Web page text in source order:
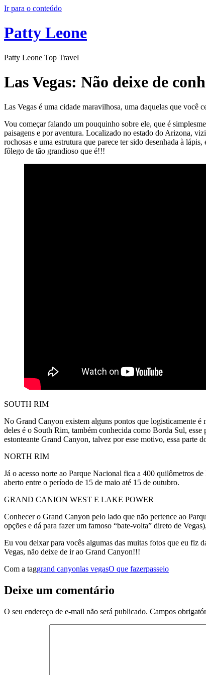
Ir para o conteúdo
Patty Leone
Patty Leone Top Travel
Las Vegas: Não deixe de
Las Vegas é uma cidade maravilhosa, uma daquelas que você
Vou começar falando um pouquinho sobre ele, que é
paisagens e por aventura. Localizado no estado do Arizona,
rochosas e uma estrutura que parece ter sido desenhada à
fôlego de tão grandioso que é!!!
SOUTH RIM
No Grand Canyon existem alguns pontos que logisticamente é
deles é o South Rim, também conhecida como Borda Sul,
estonteante Grand Canyon, talvez por esse motivo, essa parte
NORTH RIM
Já o acesso norte ao Parque Nacional fica a 400 quilômetros
aberto entre o período de 15 de maio até 15 de outubro.
GRAND CANION WEST E LAKE POWER
Conhecer o Grand Canyon pelo lado que não pertence ao
opções e dá para fazer um famoso “bate-volta” direto de
Eu vou deixar para vocês algumas das muitas fotos que eu fiz
Vegas, não deixe de ir ao Grand Canyon!!!
Com a taggrand canyonlas vegasO que fazerpasseio
Deixe um comentário
O seu endereço de e-mail não será publicado. Campos